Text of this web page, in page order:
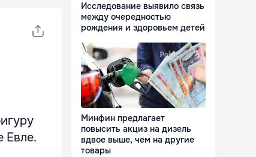
Евле.
Исследование выявило связь
между очередностью
рождения и здоровьем детей
Минфин предлагает
повысить акциз на дизель
вдвое выше, чем на другие
товары